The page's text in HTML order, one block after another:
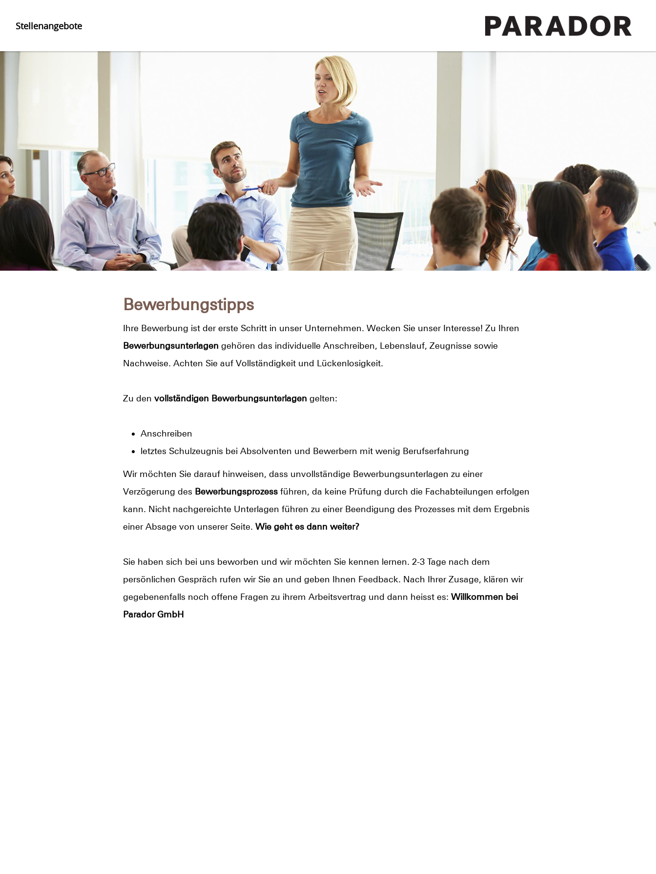
Stellenangebote
Bewerbungstipps
Ihre Bewerbung ist der erste Schritt in unser Unternehmen. Wecken Sie unser Interesse! Zu Ihren
Bewerbungsunterlagen gehören das individuelle Anschreiben, Lebenslauf, Zeugnisse sowie
Nachweise. Achten Sie auf Vollständigkeit und Lückenlosigkeit.
Zu den vollständigen Bewerbungsunterlagen gelten:
Anschreiben
letztes Schulzeugnis bei Absolventen und Bewerbern mit wenig Berufserfahrung
Wir möchten Sie darauf hinweisen, dass unvollständige Bewerbungsunterlagen zu einer
Verzögerung des Bewerbungsprozess führen, da keine Prüfung durch die Fachabteilungen erfolgen
kann. Nicht nachgereichte Unterlagen führen zu einer Beendigung des Prozesses mit dem Ergebnis
einer Absage von unserer Seite. Wie geht es dann weiter?
Sie haben sich bei uns beworben und wir möchten Sie kennen lernen. 2-3 Tage nach dem
persönlichen Gespräch rufen wir Sie an und geben Ihnen Feedback. Nach Ihrer Zusage, klären wir
gegebenenfalls noch offene Fragen zu ihrem Arbeitsvertrag und dann heisst es: Willkommen bei
Parador GmbH